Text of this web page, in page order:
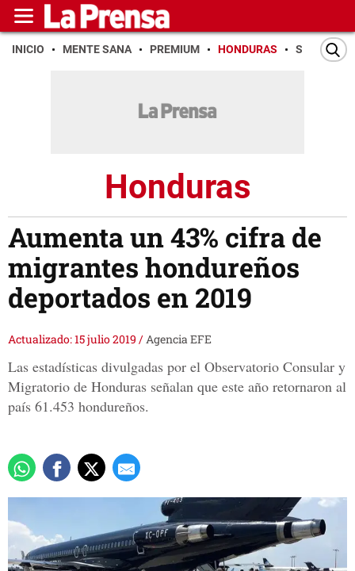
INICIO MENTE SANA PREMIUM HONDURAS SAN PEDRO
Honduras
Aumenta un 43% cifra de
migrantes hondureños
deportados en 2019
Actualizado: 15 julio 2019 /Agencia EFE
Las estadísticas divulgadas por el Observatorio Consular y
Migratorio de Honduras señalan que este año retornaron al
país 61.453 hondureños.